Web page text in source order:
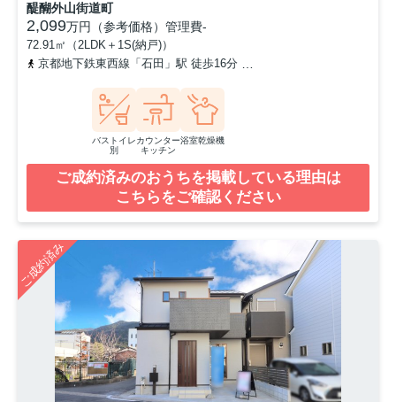
醍醐外山街道町
2,099万円（参考価格） 管理費-
72.91㎡（2LDK＋1S(納戸)）
京都地下鉄東西線「石田」駅 徒歩16分
バストイレ
別
カウンター
キッチン
浴室乾燥機
ご成約済みのおうちを掲載している理由は
こちらをご確認ください
ご成約済み